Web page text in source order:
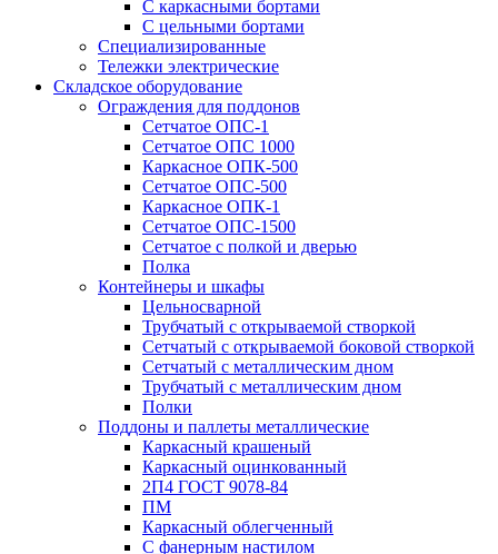
С каркасными бортами
С цельными бортами
Специализированные
Тележки электрические
Складское оборудование
Ограждения для поддонов
Сетчатое ОПС-1
Сетчатое ОПС 1000
Каркасное ОПК-500
Сетчатое ОПС-500
Каркасное ОПК-1
Сетчатое ОПС-1500
Сетчатое с полкой и дверью
Полка
Контейнеры и шкафы
Цельносварной
Трубчатый с открываемой створкой
Сетчатый с открываемой боковой створкой
Сетчатый с металлическим дном
Трубчатый с металлическим дном
Полки
Поддоны и паллеты металлические
Каркасный крашеный
Каркасный оцинкованный
2П4 ГОСТ 9078-84
ПМ
Каркасный облегченный
С фанерным настилом